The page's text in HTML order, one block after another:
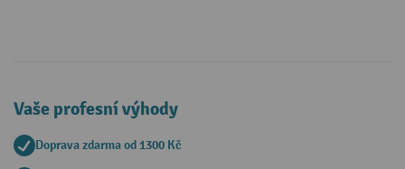
Vaše profesní výhody
Doprava zdarma od 1300 Kč